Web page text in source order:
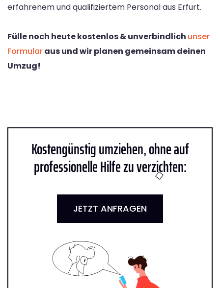
erfahrenem und qualifiziertem Personal aus Erfurt.
Fülle noch heute kostenlos & unverbindlich unser
Formularaus und wir planen gemeinsam deinen
Umzug!
Kostengünstig umziehen, ohne auf
professionelle Hilfe zu verzichten:
JETZT ANFRAGEN